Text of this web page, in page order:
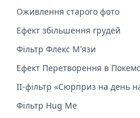
Оживлення старого фото
Ефект збільшення грудей
Фільтр Флекс М'язи
Ефект Перетворення в
ІІ-фільтр «Сюрприз на день
Фільтр Hug Me